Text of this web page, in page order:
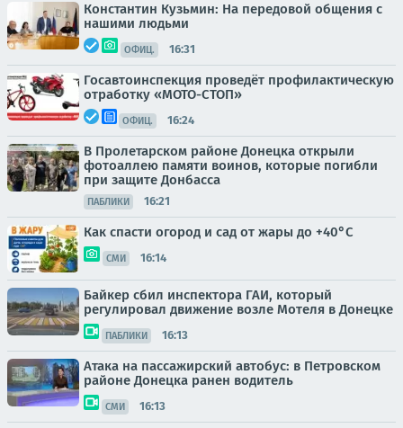
Константин Кузьмин: На передовой общения с
нашими людьми
ОФИЦ. 16:31
Госавтоинспекция проведёт профилактическую
отработку «МОТО-СТОП»
ОФИЦ. 16:24
В Пролетарском районе Донецка открыли
фотоаллею памяти воинов, которые погибли
при защите Донбасса
ПАБЛИКИ 16:21
Как спасти огород и сад от жары до +40°C
СМИ 16:14
Байкер сбил инспектора ГАИ, который
регулировал движение возле Мотеля в Донецке
ПАБЛИКИ 16:13
Атака на пассажирский автобус: в Петровском
районе Донецка ранен водитель
СМИ 16:13